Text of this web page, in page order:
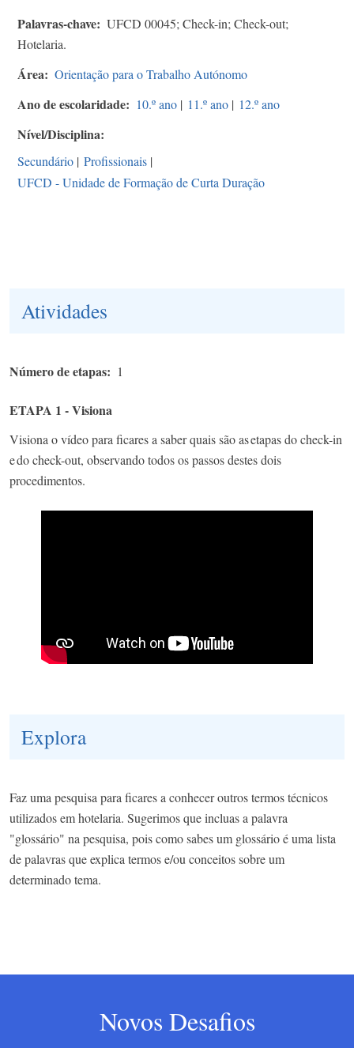
Palavras-chave
UFCD 00045; Check-in; Check-out;
Hotelaria.
Área Orientação para o Trabalho Autónomo
Ano de escolaridade 10.º ano | 11.º ano | 12.º ano
Nível/Disciplina
Secundário | Profissionais |
UFCD - Unidade de Formação de Curta Duração
Atividades
Número de etapas 1
ETAPA 1 - Visiona
Visiona o vídeo para ficares a saber quais são as etapas do check-in
e do check-out, observando todos os passos destes dois
procedimentos.
Explora
Faz uma pesquisa para ficares a conhecer outros termos técnicos
utilizados em hotelaria. Sugerimos que incluas a palavra
"glossário" na pesquisa, pois como sabes um glossário é uma lista
de palavras que explica termos e/ou conceitos sobre um
determinado tema.
Novos Desafios